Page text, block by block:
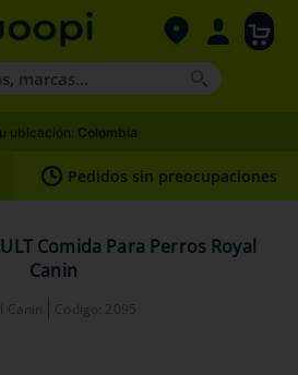
ubicación: Colombia
Pedidos sin preocupaciones
Comida Para Perros Royal
Canin
Canin Código: 2095